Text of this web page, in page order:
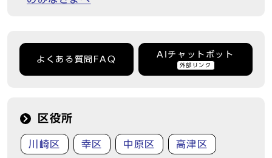
よくある質問FAQ
AIチャットボット
外部リンク
区役所
川崎区 幸区 中原区 高津区